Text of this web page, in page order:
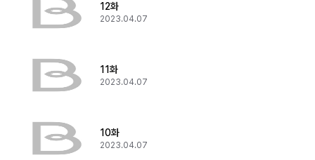
12화
2023.04.07
11화
2023.04.07
10화
2023.04.07